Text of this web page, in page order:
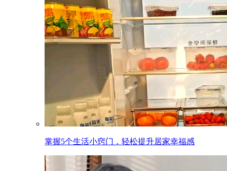
掌握5个生活小窍门，轻松提升居家幸福感